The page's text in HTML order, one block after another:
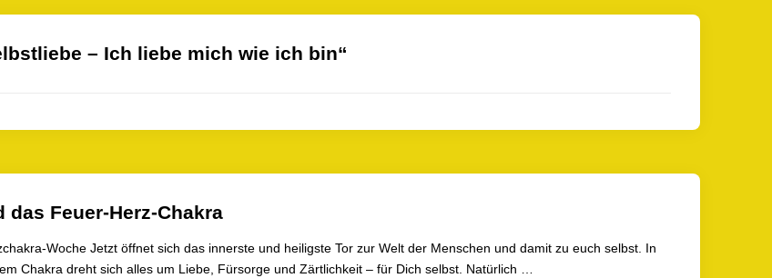
– Ich liebe mich wie ich bin“
das Feuer-Herz-Chakra
Woche Jetzt öffnet sich das innerste und heiligste Tor zur Welt der Menschen und damit zu euch selbst. In
Chakra dreht sich alles um Liebe, Fürsorge und Zärtlichkeit – für Dich selbst. Natürlich …